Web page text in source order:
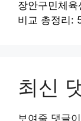
장안구민체
비교 총정리:
최신
보여줄 댓글